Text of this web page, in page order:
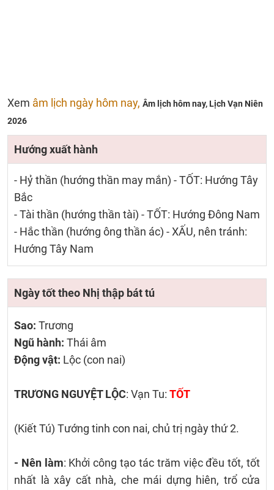
Xem âm lịch ngày hôm nay, Âm lịch hôm nay, Lịch Vạn Niên
2026
Hướng xuất hành
- Hỷ thần (hướng thần may mắn) - TỐT: Hướng Tây
Bắc
- Tài thần (hướng thần tài) - TỐT: Hướng Đông Nam
- Hắc thần (hướng ông thần ác) - XẤU, nên tránh:
Hướng Tây Nam
Ngày tốt theo Nhị thập bát tú
Sao: Trương
Ngũ hành: Thái âm
Động vật: Lộc (con nai)
TRƯƠNG NGUYỆT LỘC: Vạn Tu: TỐT
(Kiết Tú) Tướng tinh con nai, chủ trị ngày thứ 2.
- Nên làm: Khởi công tạo tác trăm việc đều tốt, tốt
nhất là xây cất nhà, che mái dựng hiên, trổ cửa